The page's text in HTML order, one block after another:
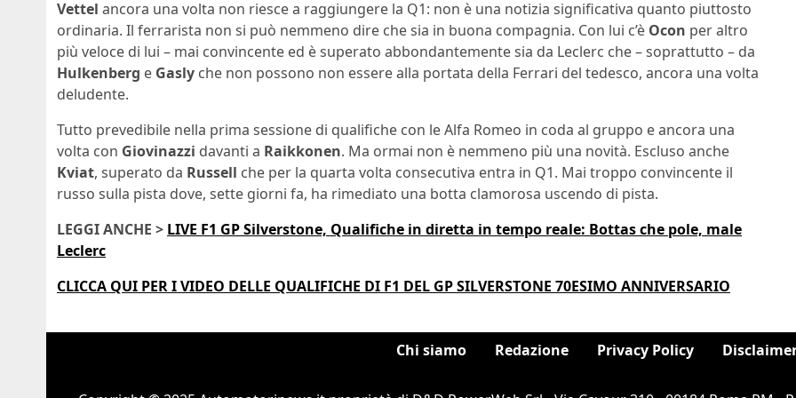
Vettel ancora una volta non riesce a raggiungere la Q1: non è una notizia significativa quanto piuttosto
ordinaria. Il ferrarista non si può nemmeno dire che sia in buona compagnia. Con lui c’è Ocon per altro
più veloce di lui – mai convincente ed è superato abbondantemente sia da Leclerc che – soprattutto – da
Hulkenberg e Gasly che non possono non essere alla portata della Ferrari del tedesco, ancora una volta
deludente.
Tutto prevedibile nella prima sessione di qualifiche con le Alfa Romeo in coda al gruppo e ancora una
volta con Giovinazzi davanti a Raikkonen. Ma ormai non è nemmeno più una novità. Escluso anche
Kviat, superato da Russell che per la quarta volta consecutiva entra in Q1. Mai troppo convincente il
russo sulla pista dove, sette giorni fa, ha rimediato una botta clamorosa uscendo di pista.
LEGGI ANCHE > LIVE F1 GP Silverstone, Qualifiche in diretta in tempo reale: Bottas che pole, male
Leclerc
CLICCA QUI PER I VIDEO DELLE QUALIFICHE DI F1 DEL GP SILVERSTONE 70ESIMO ANNIVERSARIO
Chi siamo Redazione Privacy Policy